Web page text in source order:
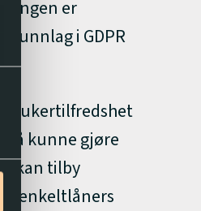
er
i GDPR
brukertilfredshet
å kunne gjøre
kan tilby
enkeltlåners